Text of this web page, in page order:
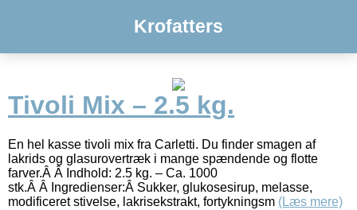
Krofatters
Tivoli Mix – 2.5 kg.
En hel kasse tivoli mix fra Carletti. Du finder smagen af
lakrids og glasurovertræk i mange spændende og flotte
farver.Â Â Indhold: 2.5 kg. – Ca. 1000
stk.Â Â Ingredienser:Â Sukker, glukosesirup, melasse,
modificeret stivelse, lakrisekstrakt, fortykningsm (Læs mere)